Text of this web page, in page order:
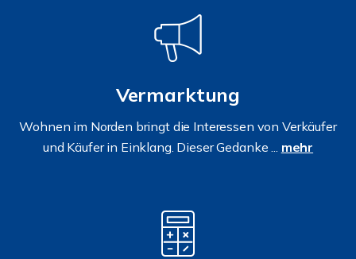
Vermarktung
Wohnen im Norden bringt die Interessen von Verkäufer
und Käufer in Einklang. Dieser Gedanke ... mehr